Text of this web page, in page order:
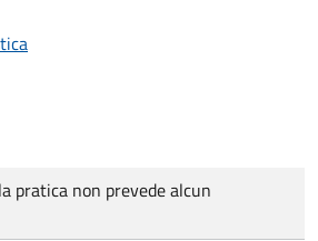
pratica non prevede alcun